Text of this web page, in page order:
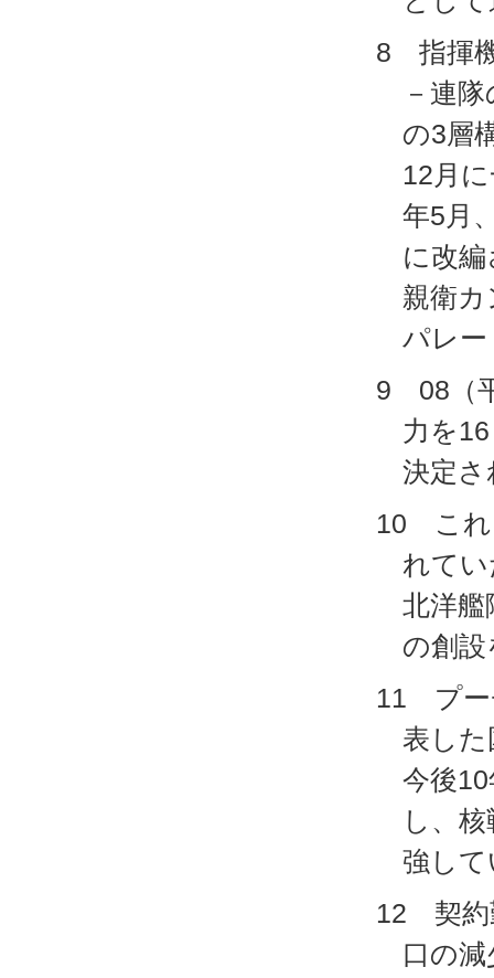
8 指揮
－連
の3層
12月
年5月
に改
親衛
パレ
9 08（
力を
決定さ
10 これ
れて
北洋艦
の創
11 プー
表した
今後
し、
強し
12 契約
口の